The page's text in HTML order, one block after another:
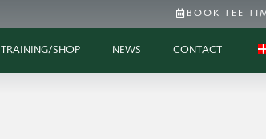
BOOK TEE
TRAINING/SHOP NEWS CONTACT